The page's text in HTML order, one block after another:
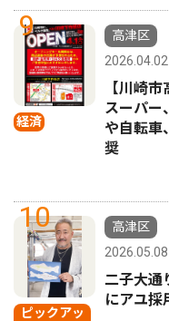
9
経済
高津区
2026.04.02
【川崎
スーパー
や自転車
奨
10
ピックアッ
高津区
2026.05.08
二子大通
にアユ採